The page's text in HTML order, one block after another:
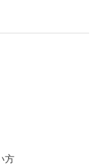
方